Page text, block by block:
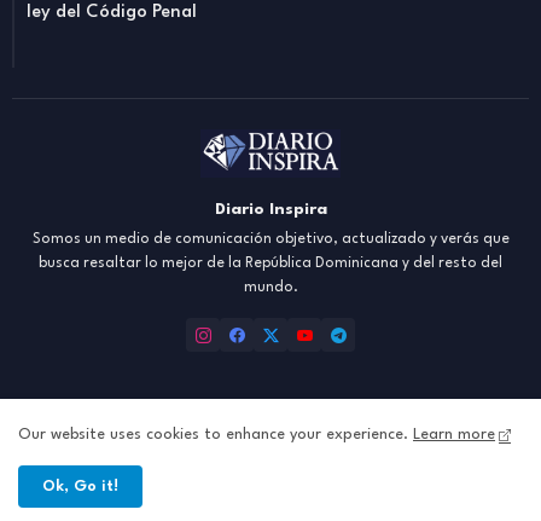
ley del Código Penal
Diario Inspira
Somos un medio de comunicación objetivo, actualizado y verás que
busca resaltar lo mejor de la República Dominicana y del resto del
mundo.
Inicio About Contact us Política de Privacidad
Our website uses cookies to enhance your experience. Learn more
Ok, Go it!